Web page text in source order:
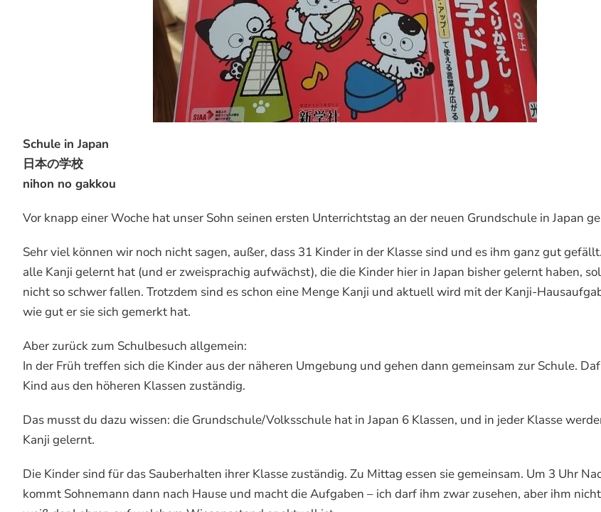
Schule in Japan
日本の学校
nihon no gakkou
Vor knapp einer Woche hat unser Sohn seinen ersten Unterrichtstag an der neuen Grundschule in Japan
Sehr viel können wir noch nicht sagen, außer, dass 31 Kinder in der Klasse sind und es ihm ganz gut
alle Kanji gelernt hat (und er zweisprachig aufwächst), die die Kinder hier in Japan bisher gelernt haben,
nicht so schwer fallen. Trotzdem sind es schon eine Menge Kanji und aktuell wird mit der Kanji-
wie gut er sie sich gemerkt hat.
Aber zurück zum Schulbesuch allgemein:
In der Früh treffen sich die Kinder aus der näheren Umgebung und gehen dann gemeinsam zur Schule.
Kind aus den höheren Klassen zuständig.
Das musst du dazu wissen: die Grundschule/Volksschule hat in Japan 6 Klassen, und in jeder Klasse
Kanji gelernt.
Die Kinder sind für das Sauberhalten ihrer Klasse zuständig. Zu Mittag essen sie gemeinsam. Um 3 Uhr
kommt Sohnemann dann nach Hause und macht die Aufgaben – ich darf ihm zwar zusehen, aber ihm